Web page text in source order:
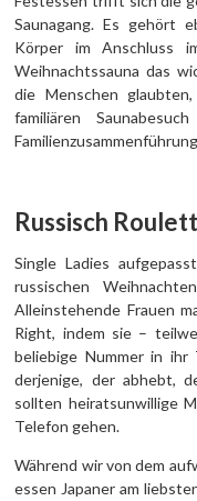
Saunagang. Es gehört
Körper im Anschluss
Weihnachtssauna das
die Menschen
familiären
Russisch
Single Ladies
russischen
Alleinstehende Frauen
Right, indem sie –
beliebige Nummer in ihr
derjenige, der abhebt,
sollten heiratsunwillige
Telefon gehen.
Während wir von dem
essen Japaner am